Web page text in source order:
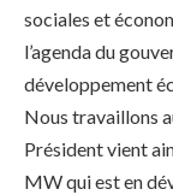
sociales et
l’agenda du
développement
Nous travaillons
Président vient
MW qui est en